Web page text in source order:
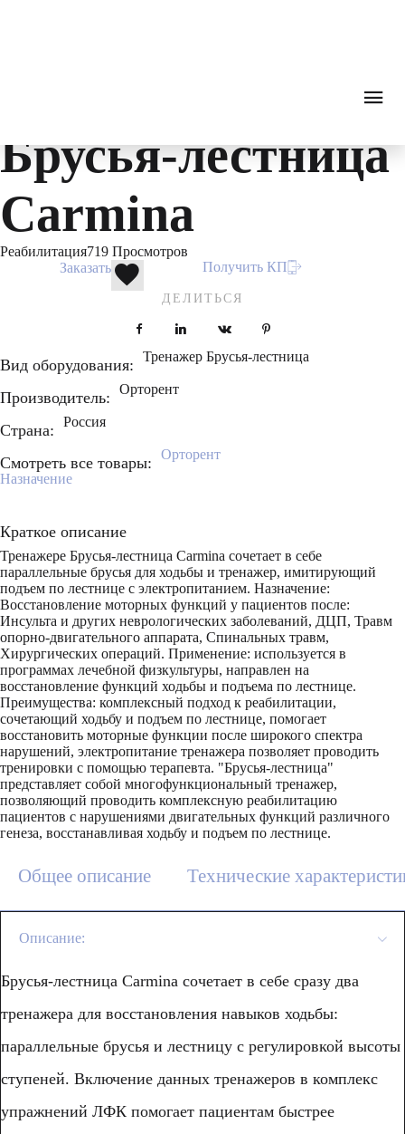
Краткое описание
Тренажере Брусья-лестница Carmina сочетает в себе
параллельные брусья для ходьбы и тренажер, имитирующий
подъем по лестнице с электропитанием. Назначение:
Восстановление моторных функций у пациентов после:
Инсульта и других неврологических заболеваний, ДЦП, Травм
опорно-двигательного аппарата, Спинальных травм,
Хирургических операций. Применение: используется в
программах лечебной физкультуры, направлен на
восстановление функций ходьбы и подъема по лестнице.
Преимущества: комплексный подход к реабилитации,
сочетающий ходьбу и подъем по лестнице, помогает
восстановить моторные функции после широкого спектра
нарушений, электропитание тренажера позволяет проводить
тренировки с помощью терапевта. "Брусья-лестница"
представляет собой многофункциональный тренажер,
позволяющий проводить комплексную реабилитацию
пациентов с нарушениями двигательных функций различного
генеза, восстанавливая ходьбу и подъем по лестнице.
Брусья-лестница
Carmina
Реабилитация719 Просмотров
Заказать
Получить КП
ДЕЛИТЬСЯ
Facebook LinkedIn VKontakte
Вид оборудования: Тренажер Брусья-лестница
Производитель: Орторент
Страна: Россия
Смотреть все товары:
Орторент
Назначение
Общее описание Технические
Описание:
Брусья-лестница Carmina сочетает в себе сразу два
тренажера для восстановления навыков ходьбы:
параллельные брусья и лестницу с регулировкой высоты
ступеней. Включение данных тренажеров в комплекс
упражнений ЛФК помогает пациентам быстрее